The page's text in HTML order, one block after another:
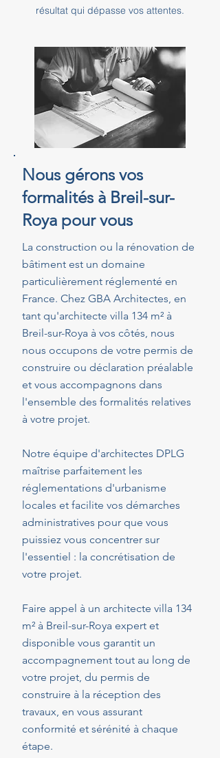
résultat qui dépasse vos attentes.
Nous gérons vos
formalités à Breil-sur-
Roya pour vous
La construction ou la rénovation de
bâtiment est un domaine
particulièrement réglementé en
France. Chez GBA Architectes, en
tant qu'architecte villa 134 m² à
Breil-sur-Roya à vos côtés, nous
nous occupons de votre permis de
construire ou déclaration préalable
et vous accompagnons dans
l'ensemble des formalités relatives
à votre projet.
Notre équipe d'architectes DPLG
maîtrise parfaitement les
réglementations d'urbanisme
locales et facilite vos démarches
administratives pour que vous
puissiez vous concentrer sur
l'essentiel : la concrétisation de
votre projet.
Faire appel à un architecte villa 134
m² à Breil-sur-Roya expert et
disponible vous garantit un
accompagnement tout au long de
votre projet, du permis de
construire à la réception des
travaux, en vous assurant
conformité et sérénité à chaque
étape.